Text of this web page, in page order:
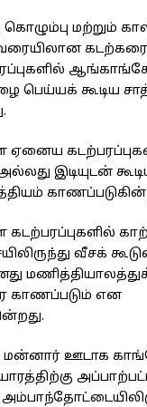
கொழும்பு மற்றும்
பெய்யக் கூடிய
ஏனைய
இடியுடன்
கடற்பரப்புகளில்
வீசக்
காணப்படும் என
மன்னார் ஊடாக